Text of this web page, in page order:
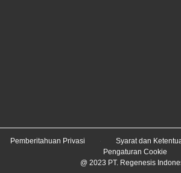
Pemberitahuan Privasi Syarat dan
Pengaturan Cookie
@ 2023 PT. Regenesis